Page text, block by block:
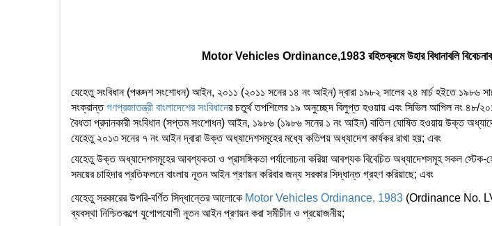
Motor Vehicles Ordinance,1983 রহিতক্রমে উহার বিধানাবলি
যেহেতু সংবিধান (পঞ্চদশ সংশোধন) আইন, ২০১১ (২০১১ সনের ১৪ নং আইন) দ্বারা ১৯৮২ সালের ২৪ মার্চ হইতে ১৯৮৬
সংক্রান্তগণপ্রজাতন্ত্রী বাংলাদেশের সংবিধানের চতুর্থ তপশিলের ১৯ অনুচ্ছেদ বিলুপ্ত হওয়ায় এবং সিভিল আপিল নং ৪৮/
বৈধতা প্রদানকারী সংবিধান (সপ্তম সংশোধন) আইন, ১৯৮৬ (১৯৮৬ সনের ১ নং আইন) বাতিল ঘোষিত হওয়ায় উক্ত
যেহেতু ২০১৩ সনের ৭ নং আইন দ্বারা উক্ত অধ্যাদেশসমূহের মধ্যে কতিপয় অধ্যাদেশ কার্যকর রাখা হয়; এবং
যেহেতু উক্ত অধ্যাদেশসমূহের আবশ্যকতা ও প্রাসঙ্গিকতা পর্যালোচনা করিয়া আবশ্যক বিবেচিত অধ্যাদেশসমূহ সকল স্টেক-
সময়ের চাহিদার প্রতিফলনে বাংলায় নূতন আইন প্রণয়ন করিবার জন্য সরকার সিদ্ধান্ত গ্রহণ করিয়াছে; এবং
যেহেতু সরকারের উপরি-বর্ণিত সিদ্ধান্তের আলোকে Motor Vehicles Ordinance, 1983 (Ordinance No. LV of
ব্যবস্থা নিশ্চিতকল্পে যুগোপযোগী নূতন আইন প্রণয়ন করা সমীচীন ও প্রয়োজনীয়;